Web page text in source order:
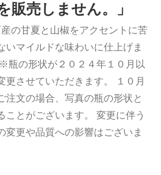
販売しません。」
の甘夏と山椒をアクセントに苦
いマイルドな味わいに仕上げま
瓶の形状が２０２４年１０月以
更させていただきます。 １０月
注文の場合、写真の瓶の形状と
ことがございます。 変更に伴う
変更や品質への影響はございま